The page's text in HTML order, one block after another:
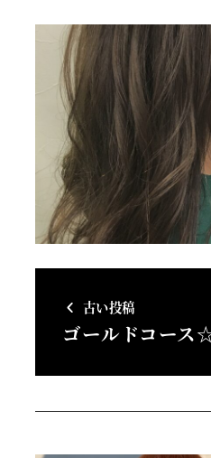
古い投稿
ゴールドコース